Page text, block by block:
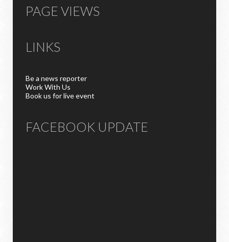
PAGE VIEWS
LINKS
Be a news reporter
Work With Us
Book us for live event
FACEBOOK UPDATE